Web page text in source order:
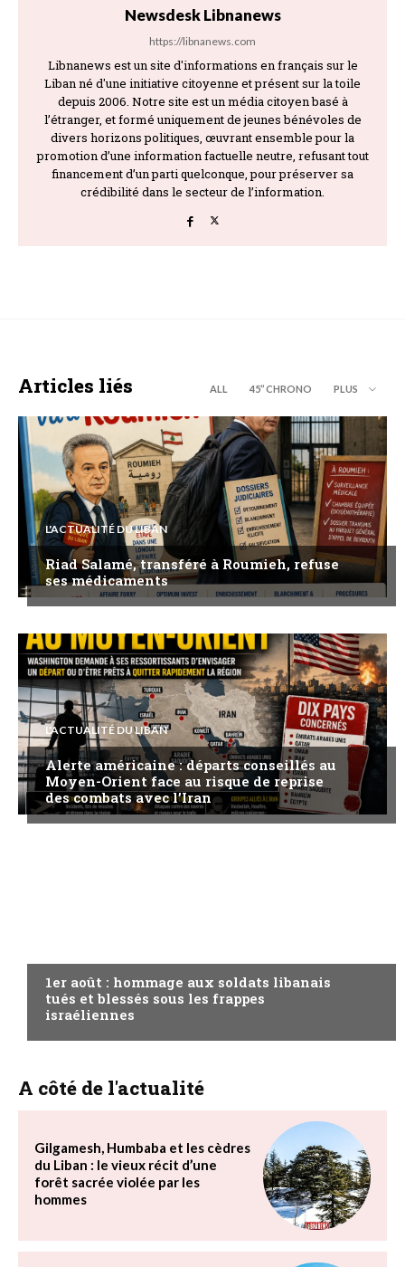
Newsdesk Libnanews
https://libnanews.com
Libnanews est un site d'informations en français sur le
Liban né d'une initiative citoyenne et présent sur la toile
depuis 2006. Notre site est un média citoyen basé à
l’étranger, et formé uniquement de jeunes bénévoles de
divers horizons politiques, œuvrant ensemble pour la
promotion d’une information factuelle neutre, refusant tout
financement d’un parti quelconque, pour préserver sa
crédibilité dans le secteur de l’information.
Articles liés ALL 45’’ CHRONO PLUS
L'ACTUALITÉ DU LIBAN
Riad Salamé, transféré à Roumieh, refuse
ses médicaments
L'ACTUALITÉ DU LIBAN
Alerte américaine : départs conseillés au
Moyen-Orient face au risque de reprise
des combats avec l’Iran
1er août : hommage aux soldats libanais
tués et blessés sous les frappes
israéliennes
A côté de l'actualité
Gilgamesh, Humbaba et les cèdres
du Liban : le vieux récit d’une
forêt sacrée violée par les
hommes